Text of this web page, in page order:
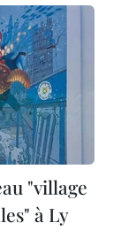
"village
à Ly